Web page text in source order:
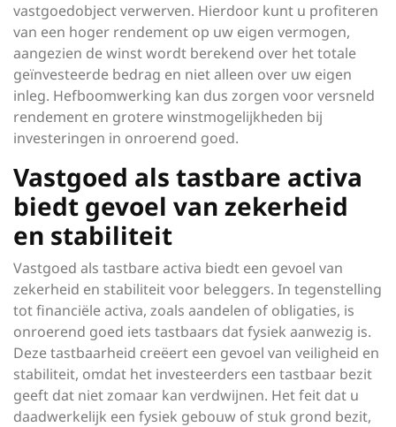
vastgoedobject verwerven. Hierdoor kunt u profiteren
van een hoger rendement op uw eigen vermogen,
aangezien de winst wordt berekend over het totale
geïnvesteerde bedrag en niet alleen over uw eigen
inleg. Hefboomwerking kan dus zorgen voor versneld
rendement en grotere winstmogelijkheden bij
investeringen in onroerend goed.
Vastgoed als tastbare activa
biedt gevoel van zekerheid
en stabiliteit
Vastgoed als tastbare activa biedt een gevoel van
zekerheid en stabiliteit voor beleggers. In tegenstelling
tot financiële activa, zoals aandelen of obligaties, is
onroerend goed iets tastbaars dat fysiek aanwezig is.
Deze tastbaarheid creëert een gevoel van veiligheid en
stabiliteit, omdat het investeerders een tastbaar bezit
geeft dat niet zomaar kan verdwijnen. Het feit dat u
daadwerkelijk een fysiek gebouw of stuk grond bezit,